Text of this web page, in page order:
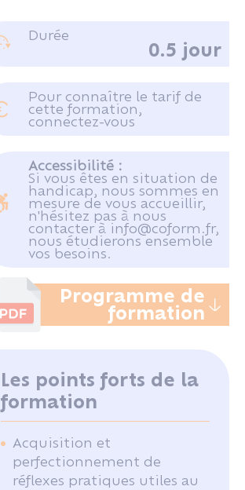
Durée
0.5 jour
Pour connaître le tarif de
cette formation,
connectez-vous
Accessibilité :
Si vous êtes en situation de
handicap, nous sommes en
mesure de vous accueillir,
n'hésitez pas à nous
contacter à info@coform.fr,
nous étudierons ensemble
vos besoins.
Programme de
formation
Les points forts de la
formation
Acquisition et
perfectionnement de
réflexes pratiques utiles au